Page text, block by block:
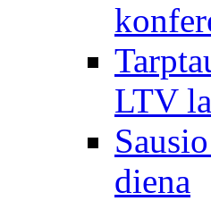
LTV
diena